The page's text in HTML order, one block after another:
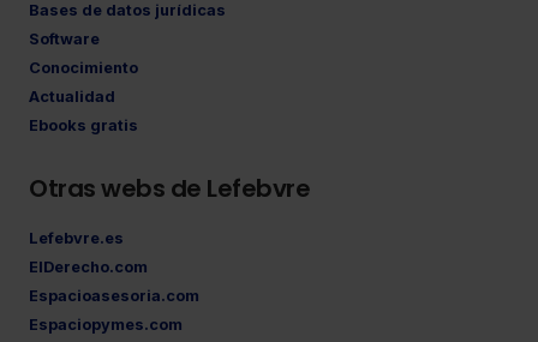
Bases de datos jurídicas
Software
Conocimiento
Actualidad
Ebooks gratis
Otras webs de Lefebvre
Lefebvre.es
ElDerecho.com
Espacioasesoria.com
Espaciopymes.com